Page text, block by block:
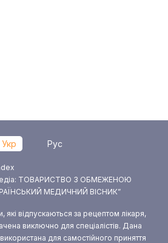
Укр Рус
медіа: ТОВАРИСТВО З ОБМЕЖЕНОЮ
МЕДИЧНИЙ ВІСНИК”
які відпускаються за рецептом лікаря,
виключно для спеціалістів. Дана
для самостійного приняття